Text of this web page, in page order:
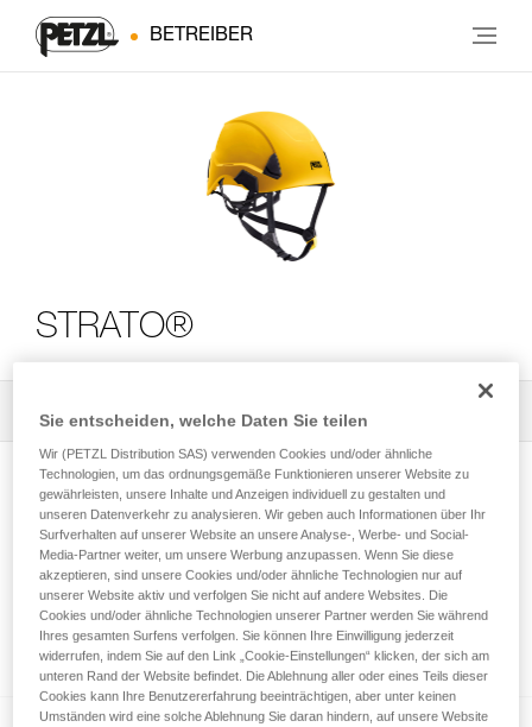
BETREIBER
STRATO®
Alle technischen Anwendungen 2
Wie stelle ich die Haltekraft des DUAL-
Kinnbands richtig ein?
Sie entscheiden, welche Daten Sie teilen
Wir (PETZL Distribution SAS) verwenden Cookies und/oder ähnliche
Technologien, um das ordnungsgemäße Funktionieren unserer Website zu
gewährleisten, unsere Inhalte und Anzeigen individuell zu gestalten und
unseren Datenverkehr zu analysieren. Wir geben auch Informationen über Ihr
Surfverhalten auf unserer Website an unsere Analyse-, Werbe- und Social-
Media-Partner weiter, um unsere Werbung anzupassen. Wenn Sie diese
akzeptieren, sind unsere Cookies und/oder ähnliche Technologien nur auf
unserer Website aktiv und verfolgen Sie nicht auf andere Websites. Die
Cookies und/oder ähnliche Technologien unserer Partner werden Sie während
Ihres gesamten Surfens verfolgen. Sie können Ihre Einwilligung jederzeit
widerrufen, indem Sie auf den Link „Cookie-Einstellungen“ klicken, der sich am
unteren Rand der Website befindet. Die Ablehnung aller oder eines Teils dieser
Cookies kann Ihre Benutzererfahrung beeinträchtigen, aber unter keinen
Umständen wird eine solche Ablehnung Sie daran hindern, auf unsere Website